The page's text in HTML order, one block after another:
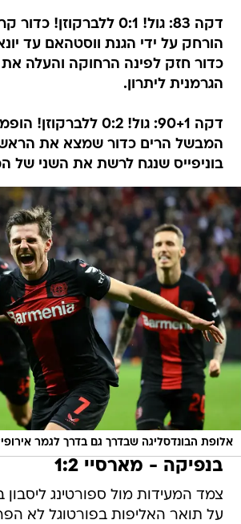
דקה 83: גול! 0:1
הורחק על ידי הגנת ווסטהאם עד
כדור חזק לפינה הרחוקה והעלה
הגרמנית ליתרון.
דקה 90+1: גול! 0:2
המבשל הרים כדור שמצא את הראש
בוניפייס שנגח לרשת את השני של
אלופת הבונדסליגה שבדרך גם בדרך לגמר
בנפיקה - מארסיי 1:2
צמד המעידות מול ספורטינג ליסבון
על תואר האליפות בפורטוגל לא